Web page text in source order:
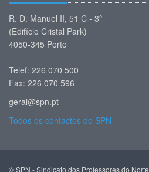
R. D. Manuel II, 51 C - 3º
(Edifício Cristal Park)
4050-345 Porto
Telef: 226 070 500
Fax: 226 070 596
geral@spn.pt
Todos os contactos do SPN
© SPN - Sindicato dos Professores do Norte